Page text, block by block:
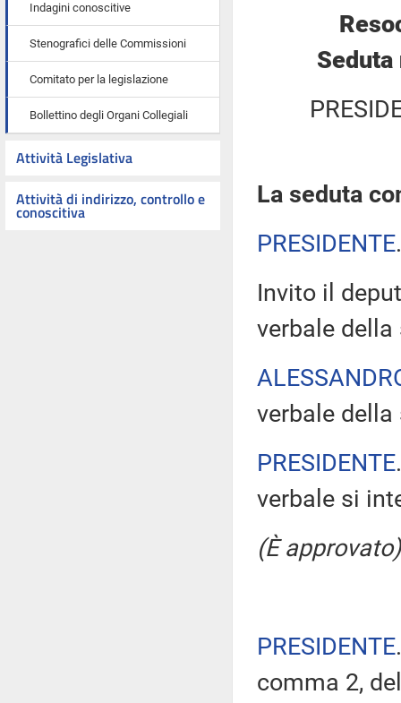
Indagini conoscitive
Stenografici delle Commissioni
Comitato per la legislazione
Bollettino degli Organi Collegiali
Attività Legislativa
Attività di indirizzo, controllo e
conoscitiva
La seduta
PRESIDENTE
Invito il
verbale della
verbale
PRESIDENTE
verbale si
(È approvato)
PRESIDENTE
comma 2,